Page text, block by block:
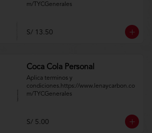
m/TYCGenerales
S/ 13.50
Coca Cola Personal
Aplica terminos y
condiciones.https://www.lenaycarbon.co
m/TYCGenerales
S/ 5.00